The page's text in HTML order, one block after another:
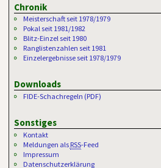
Chronik
Meisterschaft seit 1978/1979
Pokal seit 1981/1982
Blitz-Einzel seit 1980
Ranglistenzahlen seit 1981
Einzelergebnisse seit 1978/1979
Downloads
FIDE-Schachregeln (PDF)
Sonstiges
Kontakt
Meldungen als RSS-Feed
Impressum
Datenschutzerklärung